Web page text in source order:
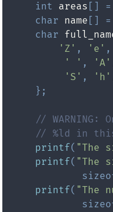
int areas =
char name =
char
'Z' , 'e' ,
' ' , 'A'
'S' , 'h'
} ;
// WARNING:
// %ld in
printf( "The
printf( "The
printf( "The